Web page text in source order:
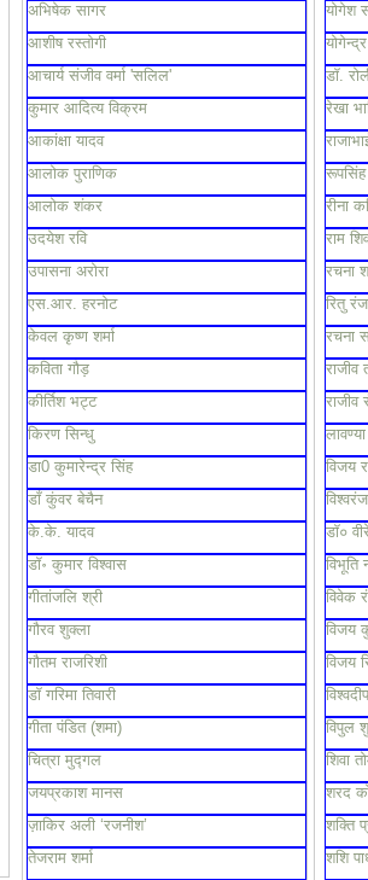
योगेश
डॉ.
रेखा
रीना
राम
रचना
रितु
रचना
राजीव
राजीव
विजय
डॉ०
विभूति
विवेक
विजय
विजय
विपुल
शिवा
शरद
शक्ति
शशि
अभिषेक सागर
आशीष रस्तोगी
आचार्य संजीव वर्मा 'सलिल'
कुमार आदित्य विक्रम
आकांक्षा यादव
आलोक पुराणिक
आलोक शंकर
उदयेश रवि
उपासना अरोरा
एस.आर. हरनोट
केवल कृष्ण शर्मा
कविता गौड़
कीर्तिश भट्ट
किरण सिन्धु
डा0 कुमारेन्द्र सिंह
डाँ कुंवर बेचैन
के.के. यादव
डॉ॰ कुमार विश्वास
गीतांजलि श्री
गौरव शुक्ला
गौतम राजरिशी
डॉ गरिमा तिवारी
गीता पंडित (शमा)
चित्रा मुद्गल
जयप्रकाश मानस
ज़ाकिर अली ‘रजनीश’
तेजराम शर्मा